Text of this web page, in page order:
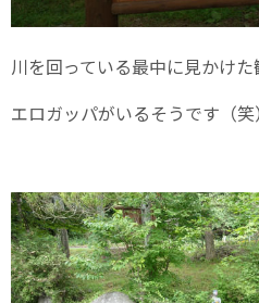
川を回っている最中に見かけた
エロガッパがいるそうです（笑）